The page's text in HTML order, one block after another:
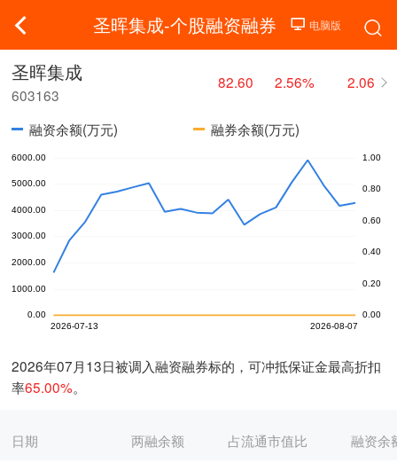
圣晖集成-个股融资融券
圣晖集成
603163
82.60 2.56% 2.06
融资余额(万元) 融券余额(万元)
2026年07月13日被调入融资融券标的，可冲抵保证金最高折扣
率65.00%。
日期 两融余额 占流通市值比 融资余